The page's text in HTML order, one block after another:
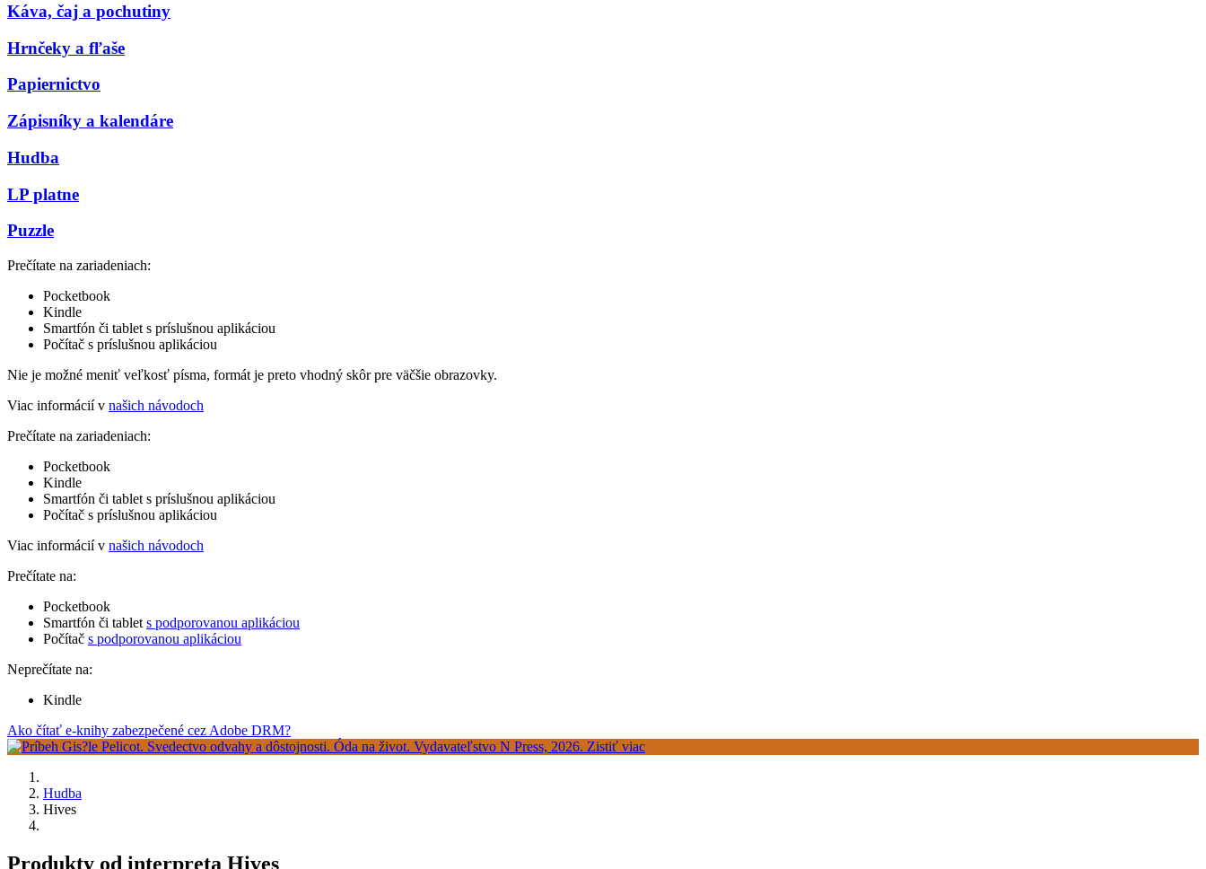
Káva, čaj a pochutiny
Hrnčeky a fľaše
Papiernictvo
Zápisníky a kalendáre
Hudba
LP platne
Puzzle
Prečítate na zariadeniach:
Pocketbook
Kindle
Smartfón či tablet s príslušnou aplikáciou
Počítač s príslušnou aplikáciou
Nie je možné meniť veľkosť písma, formát je preto vhodný skôr pre väčšie obrazovky.
Viac informácií v našich návodoch
Prečítate na zariadeniach:
Pocketbook
Kindle
Smartfón či tablet s príslušnou aplikáciou
Počítač s príslušnou aplikáciou
Viac informácií v našich návodoch
Prečítate na:
Pocketbook
Smartfón či tablet s podporovanou aplikáciou
Počítač s podporovanou aplikáciou
Neprečítate na:
Kindle
Ako čítať e-knihy zabezpečené cez Adobe DRM?
Hudba
Hives
Produkty od interpreta Hives